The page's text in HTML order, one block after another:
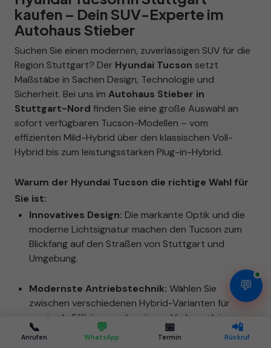
kaufen – Dein SUV-Experte im
Autohaus Stieber
Suchen Sie einen modernen, zuverlässigen SUV für die
Region Stuttgart? Der Hyundai Tucson setzt
Maßstäbe in Sachen Design, Technologie und
Sicherheit. Bei uns im Autohaus Stieber in
Stuttgart-Nord finden Sie eine große Auswahl an
sofort verfügbaren Tucson-Modellen – vom
effizienten Mild-Hybrid über den klassischen Voll-
Hybrid bis zum leistungsstarken Plug-in-Hybrid.
Warum der Hyundai Tucson die richtige Wahl für
Sie ist:
Innovatives Design: Die markante Optik und die
moderne Lichtsignatur machen den Tucson zum
Blickfang auf den Straßen von Stuttgart und
Umgebung.
Modernste Antriebstechnik: Wählen Sie
zwischen verschiedenen Hybrid-Varianten für
maximale Effizienz und geringen Verbrauch im
Stadtverkehr.
📞
Anrufen
💬
WhatsApp
📅
Termin
📲
Rückruf
💬